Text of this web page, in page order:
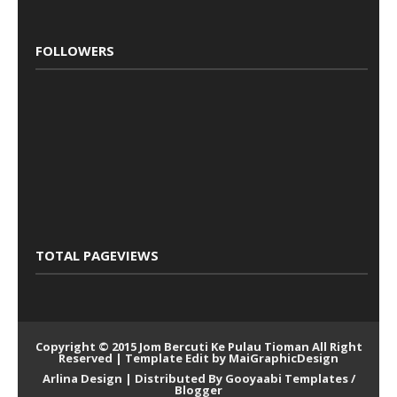
FOLLOWERS
TOTAL PAGEVIEWS
Copyright © 2015 Jom Bercuti Ke Pulau Tioman All Right
Reserved | Template Edit by MaiGraphicDesign
Arlina Design | Distributed By Gooyaabi Templates/
Blogger